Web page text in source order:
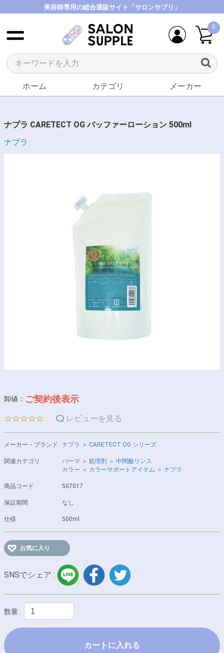
美容師専用の総合通販サイト「サロンサプリ」
0
ホーム カテゴリ メーカー
ナプラ CARETECT OG バッファーローション 500ml
ナプラ
卸値： ご契約後表示
☆☆☆☆☆ レビューを見る
メーカー・ブランド ナプラ ＞ CARETECT OG シリーズ
関連カテゴリ パーマ ＞ 処理剤 ＞ 中間酸リンス
カラー ＞ カラーサポートアイテム ＞ ナプラ
商品コード 507017
保証期間 なし
仕様 500ml
お気に入り
SNSでシェア :
LINE facebook
数量
カートに入れる